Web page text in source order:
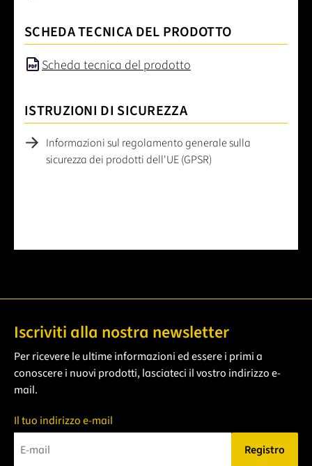
SCHEDA TECNICA DEL PRODOTTO
Scheda tecnica del prodotto
ISTRUZIONI DI SICUREZZA
Informazioni sul regolamento generale sulla
sicurezza dei prodotti dell'UE (GPSR)
Iscriviti alla nostra newsletter
Per ricevere le ultime informazioni ed essere i primi a
conoscere i nuovi prodotti, lasciateci il vostro indirizzo e-
mail.
Il tuo indirizzo e-mail
Registro